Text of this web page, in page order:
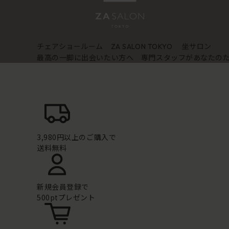
チェアショールーム ZA SALON TOKYO
坐サロン
最高の一脚に出会いたい方へ 専門スタッフがあなたの
3,980円以上のご購入で
送料無料
新規会員登録で
500ptプレゼント